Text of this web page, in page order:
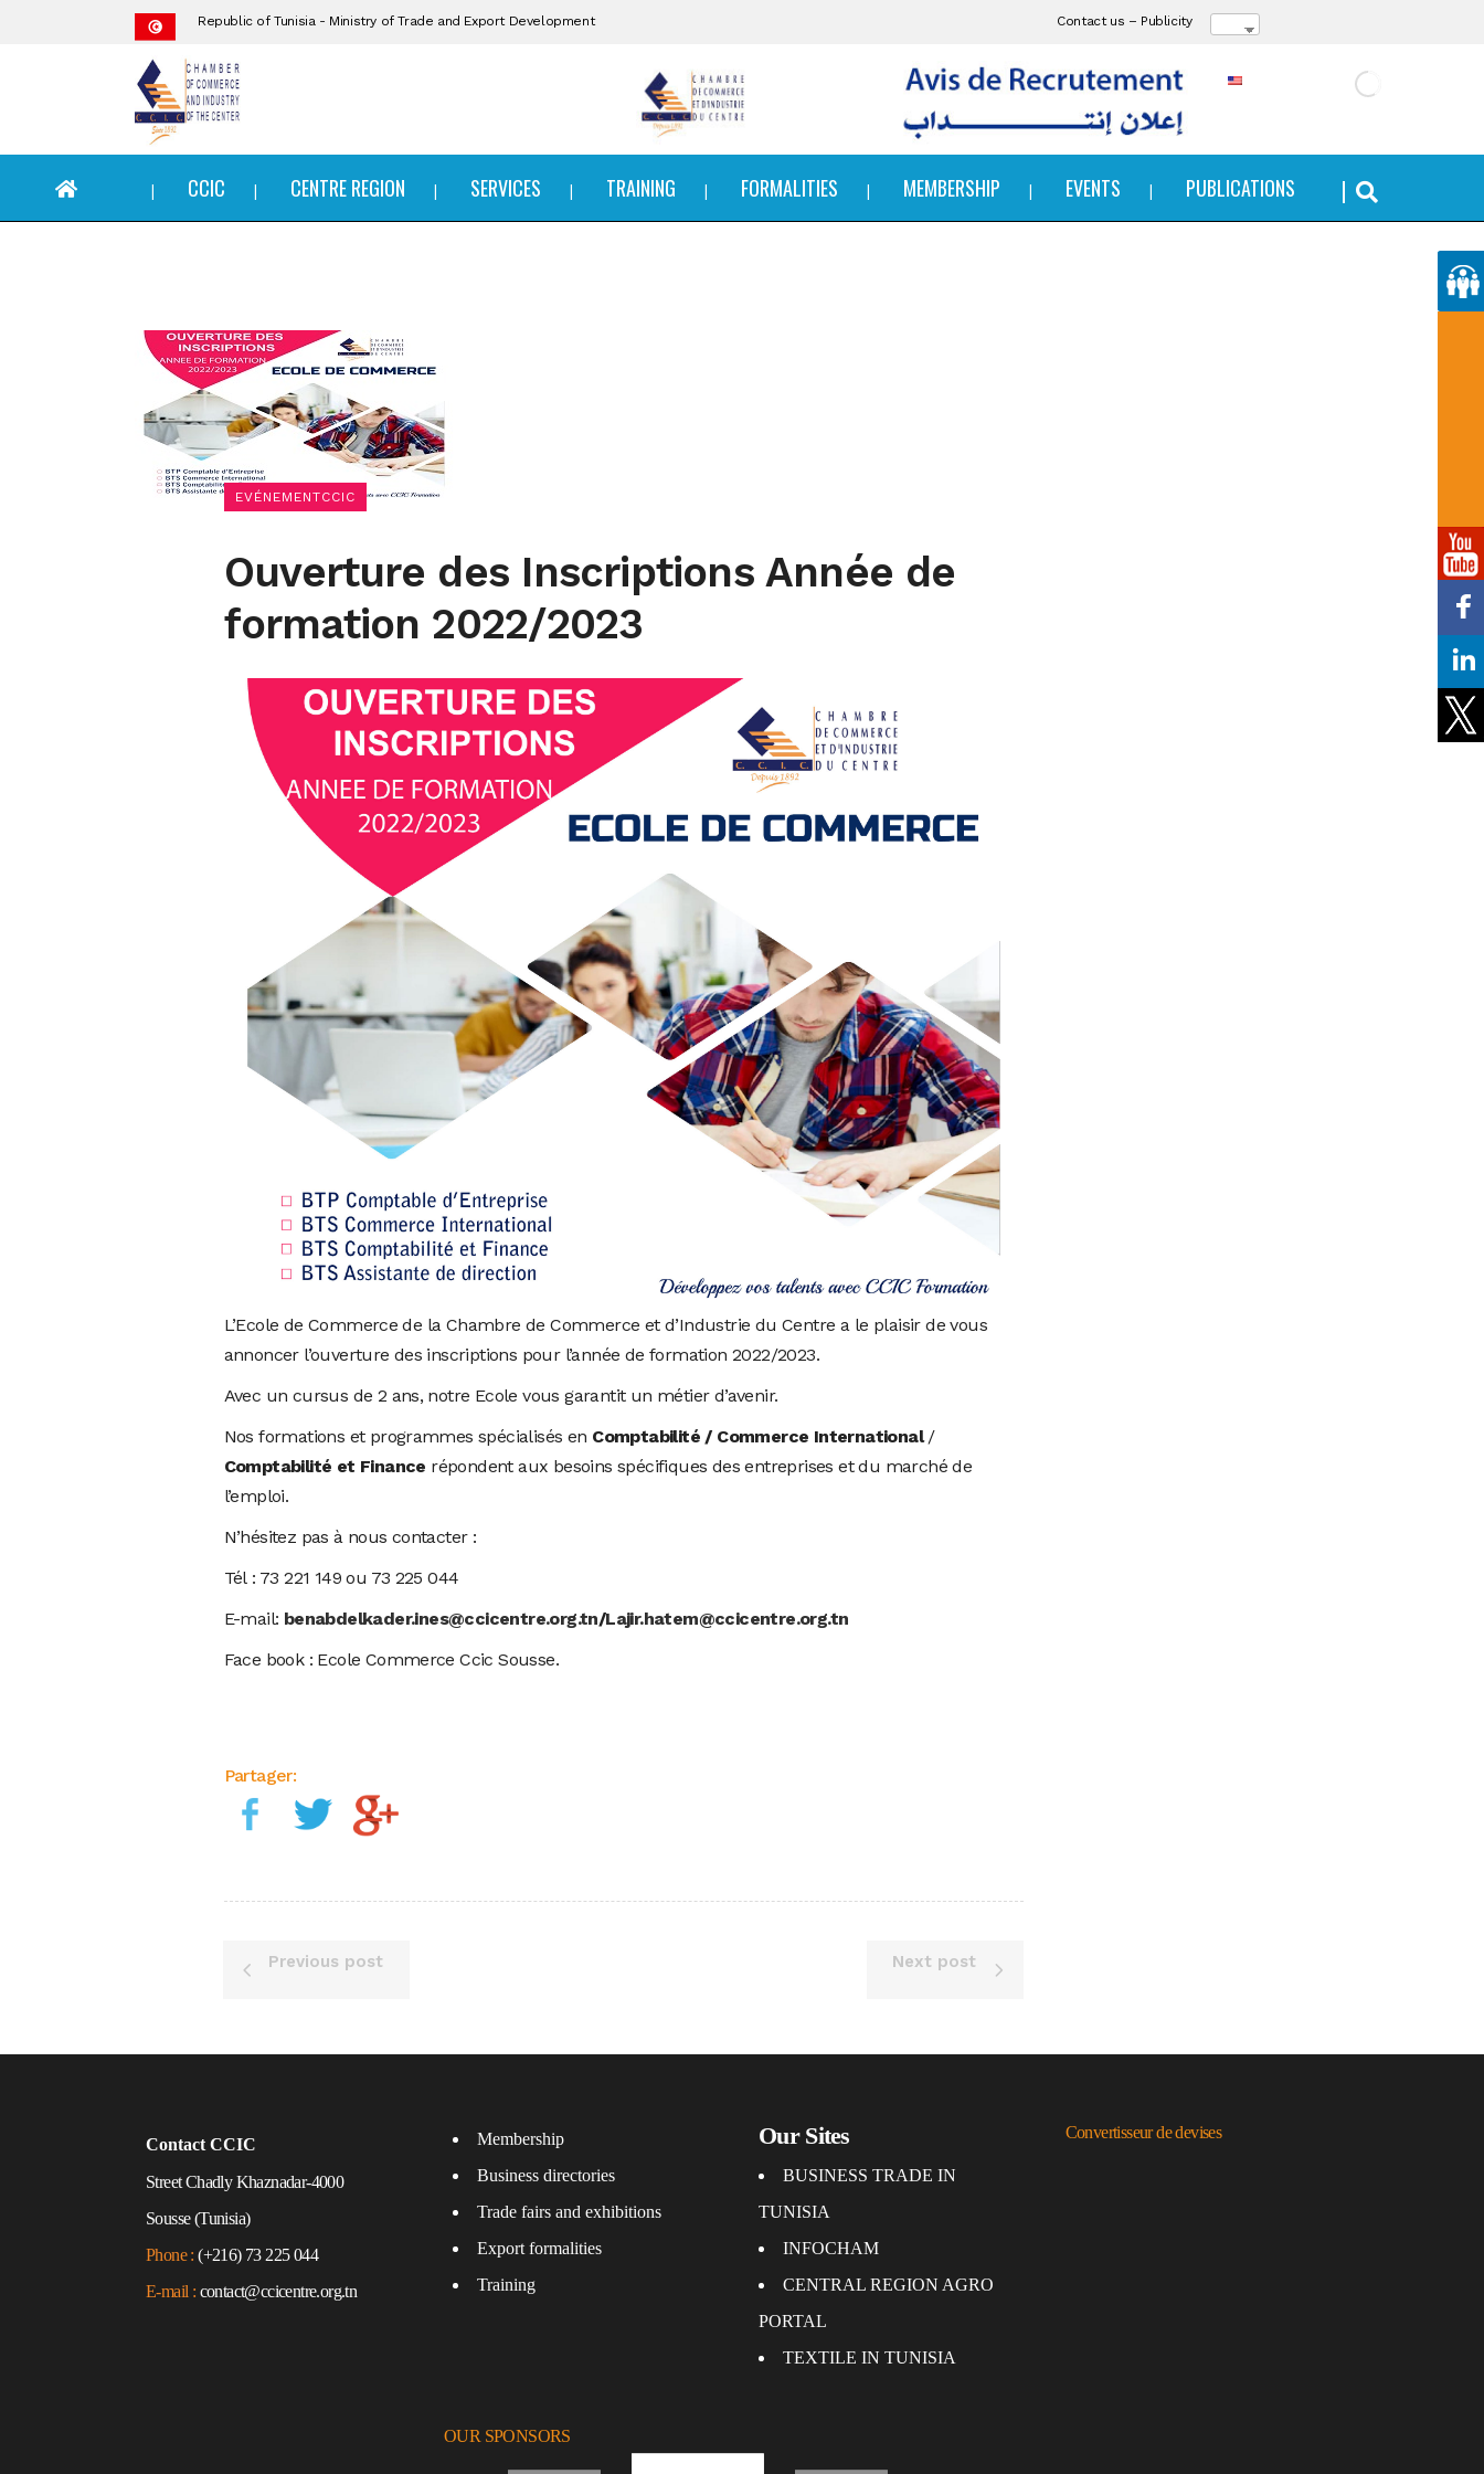
Republic of Tunisia - Ministry of Trade and Export Development Contact us – Publicity
CCIC CENTRE REGION SERVICES TRAINING FORMALITIES MEMBERSHIP EVENTS PUBLICATIONS
EVÉNEMENTCCIC
Ouverture des Inscriptions Année de
formation 2022/2023
L’Ecole de Commerce de la Chambre de Commerce et d’Industrie du Centre a le plaisir de vous
annoncer l’ouverture des inscriptions pour l’année de formation 2022/2023.
Avec un cursus de 2 ans, notre Ecole vous garantit un métier d’avenir.
Nos formations et programmes spécialisés en Comptabilité / Commerce International/
Comptabilité et Finance répondent aux besoins spécifiques des entreprises et du marché de
l’emploi.
N’hésitez pas à nous contacter :
Tél : 73 221 149 ou 73 225 044
E-mail: benabdelkader.ines@ccicentre.org.tn/Lajir.hatem@ccicentre.org.tn
Face book : Ecole Commerce Ccic Sousse.
Partager:
Previous post Next post
Contact CCIC
Street Chadly Khaznadar-4000
Sousse (Tunisia)
Phone : (+216) 73 225 044
E-mail : contact@ccicentre.org.tn
Membership
Business directories
Trade fairs and exhibitions
Export formalities
Training
Our Sites
BUSINESS TRADE IN
TUNISIA
INFOCHAM
CENTRAL REGION AGRO
PORTAL
TEXTILE IN TUNISIA
Convertisseur de devises
OUR SPONSORS